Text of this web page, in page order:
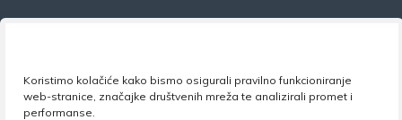
Koristimo kolačiće kako bismo osigurali pravilno funkcioniranje
web-stranice, značajke društvenih mreža te analizirali promet i
performanse.
Nezavisni sindikat znanosti i visokog
obrazovanja